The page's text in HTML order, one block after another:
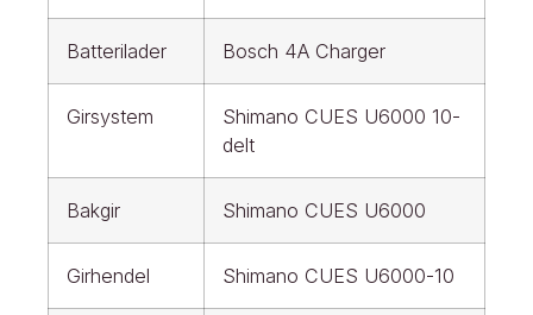
Batterilader Bosch 4A Charger
Girsystem
Shimano CUES U6000 10-
delt
Bakgir Shimano CUES U6000
Girhendel Shimano CUES U6000-10